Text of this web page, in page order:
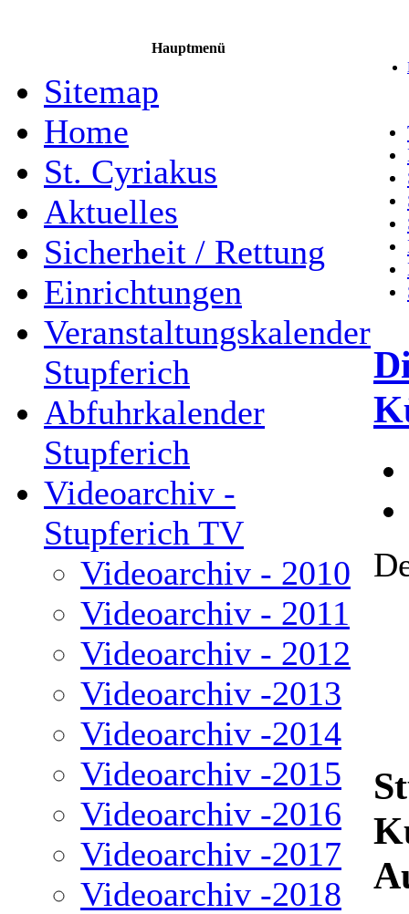
Hauptmenü
Sitemap
Home
St. Cyriakus
Aktuelles
Sicherheit / Rettung
Einrichtungen
Veranstaltungskalender
Stupferich
Abfuhrkalender
Stupferich
Videoarchiv -
Stupferich TV
Videoarchiv - 2010
Videoarchiv - 2011
Videoarchiv - 2012
Videoarchiv -2013
Videoarchiv -2014
Videoarchiv -2015
Videoarchiv -2016
Videoarchiv -2017
Videoarchiv -2018